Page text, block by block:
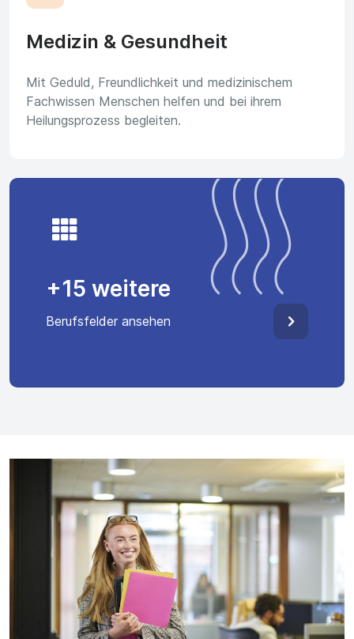
Medizin & Gesundheit
Mit Geduld, Freundlichkeit und medizinischem
Fachwissen Menschen helfen und bei ihrem
Heilungsprozess begleiten.
+15 weitere
Berufsfelder ansehen